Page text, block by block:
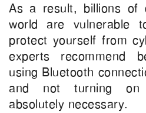
As a result, billions of
world are vulnerable
protect yourself from
experts recommend
using Bluetooth
and not turning on
absolutely necessary.